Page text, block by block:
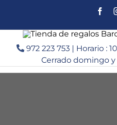
contenido
972 223 753 | Horario :
Cerrado domingo